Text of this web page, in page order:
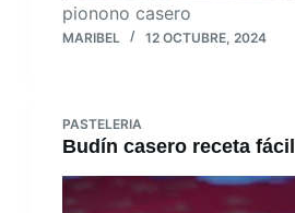
pionono casero
MARIBEL 12 OCTUBRE, 2024
PASTELERIA
Budín casero receta fácil